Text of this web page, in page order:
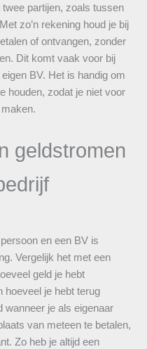
partijen, zoals tussen
zo’n rekening houd je bij
of ontvangen, zonder
Dit komt vaak voor bij
BV. Het is handig om
houden, zodat je niet voor
geldstromen
en een BV is
Vergelijk het met een
geld je hebt
hoeveel je hebt terug
wanneer je als eigenaar
van meteen te betalen,
Zo heb je altijd een